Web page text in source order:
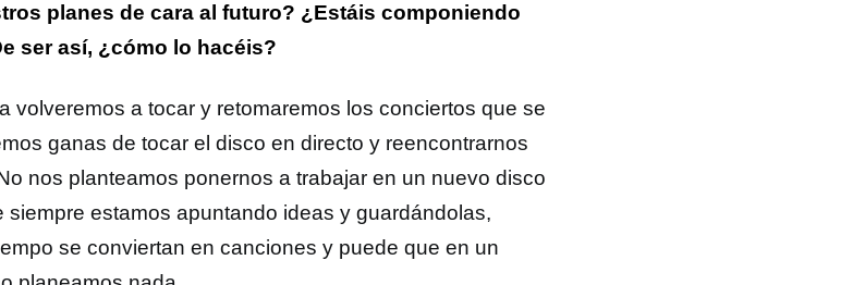
planes de cara al futuro? ¿Estáis componiendo
ser así, ¿cómo lo hacéis?
volveremos a tocar y retomaremos los conciertos que se
ganas de tocar el disco en directo y reencontrarnos
nos planteamos ponernos a trabajar en un nuevo disco
siempre estamos apuntando ideas y guardándolas,
se conviertan en canciones y puede que en un